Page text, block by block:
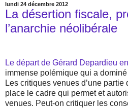
lundi 24 décembre 2012
La désertion fiscale,
l’anarchie néolibérale
Le départ de Gérard Depardieu
immense polémique qui a
Les critiques venues d’une
place le cadre qui permet et
venues. Peut-on critiquer les